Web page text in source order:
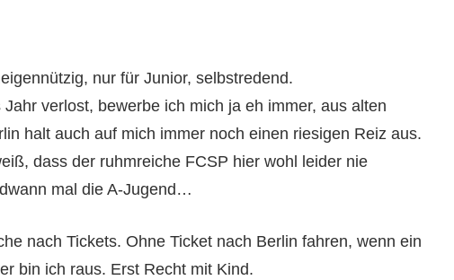
nur für Junior, selbstredend.
verlost, bewerbe ich mich ja eh immer, aus alten
halt auch auf mich immer noch einen riesigen Reiz aus.
dass der ruhmreiche FCSP hier wohl leider nie
mal die A-Jugend…
nach Tickets. Ohne Ticket nach Berlin fahren, wenn ein
bin ich raus. Erst Recht mit Kind.